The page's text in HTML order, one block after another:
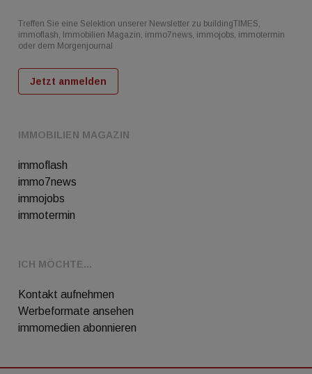
IMMOBILIEN MAGAZIN
immoflash
immo7news
immojobs
immotermin
ICH MÖCHTE...
Kontakt aufnehmen
Werbeformate ansehen
immomedien abonnieren
Treffen Sie eine Selektion unserer Newsletter zu buildingTIMES,
immoflash, Immobilien Magazin, immo7news, immojobs, immotermin
oder dem Morgenjournal
Jetzt anmelden